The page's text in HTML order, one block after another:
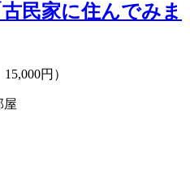
古民家に住んでみま
円）